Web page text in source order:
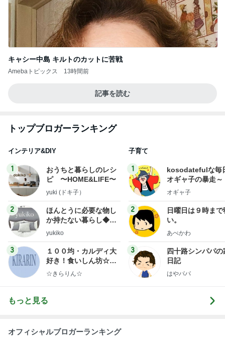
キャシー中島 キルトのカットに苦戦
Amebaトピックス 13時間前
記事を読む
トップブロガーランキング
インテリア&DIY
1
おうちと暮らしのレシ
ピ 〜HOME&LIFE〜
yuki (ドキ子）
2
ほんとうに必要な物し
か持たない暮らし◆Ke
ep Life Simple◆〜イ
yukiko
3
１００均・カルディ大
好き！食いしん坊☆き
らりん☆のブログ
☆きらりん☆
子育て
1
kosodatefulな毎
オギャ子の暴走～
オギャ子
2
日曜日は９時まで
い。
あべかわ
3
四十路シンパパの
日記
はやパパ
もっと見る
オフィシャルブロガーランキング